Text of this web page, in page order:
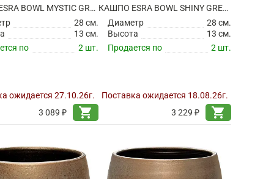
КАШПО ESRA BOWL MYSTIC GREY
28 см.
13 см.
по
2 шт.
ожидается 27.10.26г.
3 089 ₽
shopping_cart
КАШПО ESRA BOWL SHINY GREEN
Диаметр
28 см.
Высота
13 см.
Продается по
2 шт.
Поставка ожидается 18.08.26г.
3 229 ₽
shopping_cart